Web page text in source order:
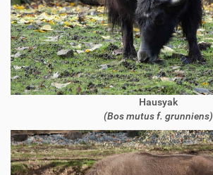
Hausyak
(Bos mutus f. grunniens)